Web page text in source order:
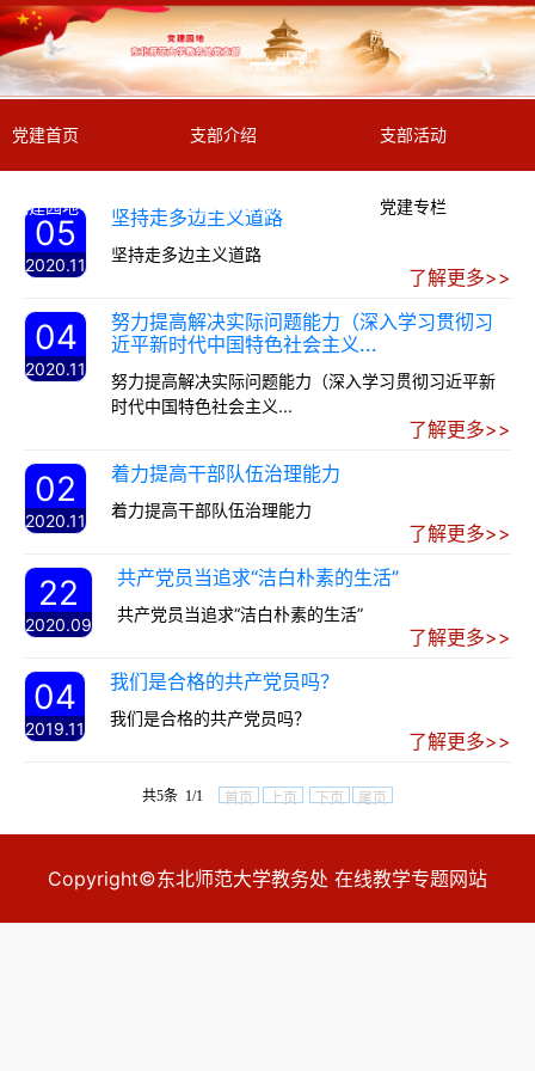
党建首页 支部介绍 支部活动
党建园地 教学政策速递 党建专栏
05
2020.11
坚持走多边主义道路
坚持走多边主义道路
了解更多>>
04
2020.11
努力提高解决实际问题能力（深入学习贯彻习
近平新时代中国特色社会主义...
努力提高解决实际问题能力（深入学习贯彻习近平新
时代中国特色社会主义...
了解更多>>
02
2020.11
着力提高干部队伍治理能力
着力提高干部队伍治理能力
了解更多>>
22
2020.09
共产党员当追求“洁白朴素的生活”
共产党员当追求“洁白朴素的生活”
了解更多>>
04
2019.11
我们是合格的共产党员吗？
我们是合格的共产党员吗？
了解更多>>
共5条 1/1 首页 上页 下页 尾页
Copyright©东北师范大学教务处 在线教学专题网站